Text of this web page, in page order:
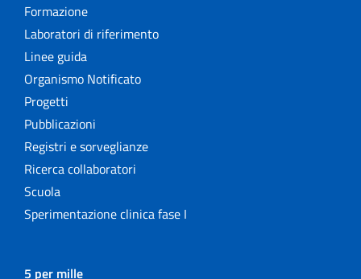
Formazione
Laboratori di riferimento
Linee guida
Organismo Notificato
Progetti
Pubblicazioni
Registri e sorveglianze
Ricerca collaboratori
Scuola
Sperimentazione clinica fase I
5 per mille